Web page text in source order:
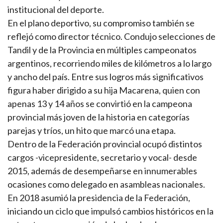
institucional del deporte.
En el plano deportivo, su compromiso también se
reflejó como director técnico. Condujo selecciones de
Tandil y de la Provincia en múltiples campeonatos
argentinos, recorriendo miles de kilómetros a lo largo
y ancho del país. Entre sus logros más significativos
figura haber dirigido a su hija Macarena, quien con
apenas 13 y 14 años se convirtió en la campeona
provincial más joven de la historia en categorías
parejas y tríos, un hito que marcó una etapa.
Dentro de la Federación provincial ocupó distintos
cargos -vicepresidente, secretario y vocal- desde
2015, además de desempeñarse en innumerables
ocasiones como delegado en asambleas nacionales.
En 2018 asumió la presidencia de la Federación,
iniciando un ciclo que impulsó cambios históricos en la